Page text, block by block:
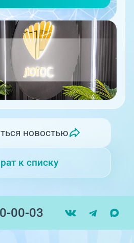
к списку
новостью
00-03